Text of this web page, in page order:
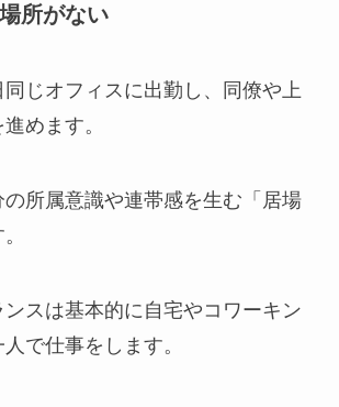
所がない
じオフィスに出勤し、同僚や上
めます。
所属意識や連帯感を生む「居場
スは基本的に自宅やコワーキン
で仕事をします。